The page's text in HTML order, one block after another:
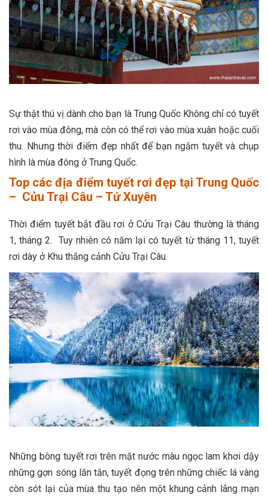
Sự thật thú vị dành cho bạn là Trung Quốc Không chỉ có tuyết
rơi vào mùa đông, mà còn có thể rơi vào mùa xuân hoặc cuối
thu. Nhưng thời điểm đẹp nhất để bạn ngắm tuyết và chụp
hình là mùa đông ở Trung Quốc.
Top các địa điểm tuyết rơi đẹp tại Trung Quốc
– Cửu Trại Câu – Tứ Xuyên
Thời điểm tuyết bắt đầu rơi ở Cửu Trại Câu thường là tháng
1, tháng 2. Tuy nhiên có năm lại có tuyết từ tháng 11, tuyết
rơi dày ở Khu thắng cảnh Cửu Trại Câu.
Những bông tuyết rơi trên mặt nước màu ngọc lam khơi dậy
những gợn sóng lăn tăn, tuyết đọng trên những chiếc lá vàng
còn sót lại của mùa thu tạo nên một khung cảnh lãng mạn